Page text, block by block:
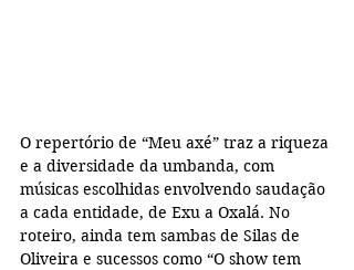
O repertório de “Meu axé” traz a riqueza
e a diversidade da umbanda, com
músicas escolhidas envolvendo saudação
a cada entidade, de Exu a Oxalá. No
roteiro, ainda tem sambas de Silas de
Oliveira e sucessos como “O show tem